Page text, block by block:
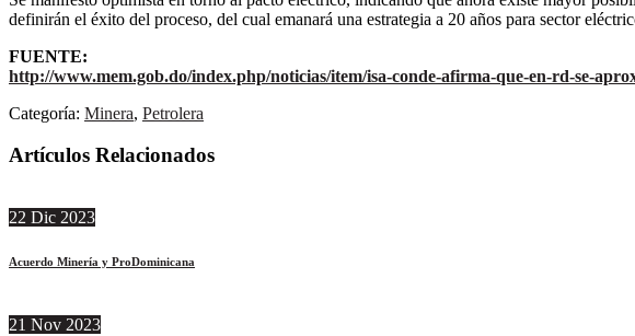
definirán el éxito del proceso, del cual emanará una estrategia a 20 años para sector
FUENTE:
http://www.mem.gob.do/index.php/noticias/item/isa-conde-afirma-que-en-rd-se-
Categoría: Minera, Petrolera
Artículos Relacionados
22 Dic 2023
Acuerdo Minería y ProDominicana
21 Nov 2023